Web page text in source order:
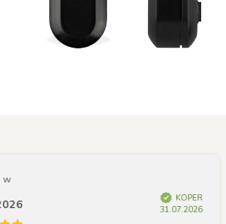
KOPER
31.07.2026